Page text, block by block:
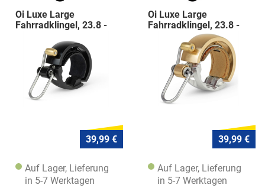
Oi Luxe Large
Fahrradklingel, 23.8 -
39,99 €
Auf Lager, Lieferung
in 5-7 Werktagen
Oi Luxe Large
Fahrradklingel, 23.8 -
31.8mm, brass
39,99 €
Auf Lager, Lieferung
in 5-7 Werktagen